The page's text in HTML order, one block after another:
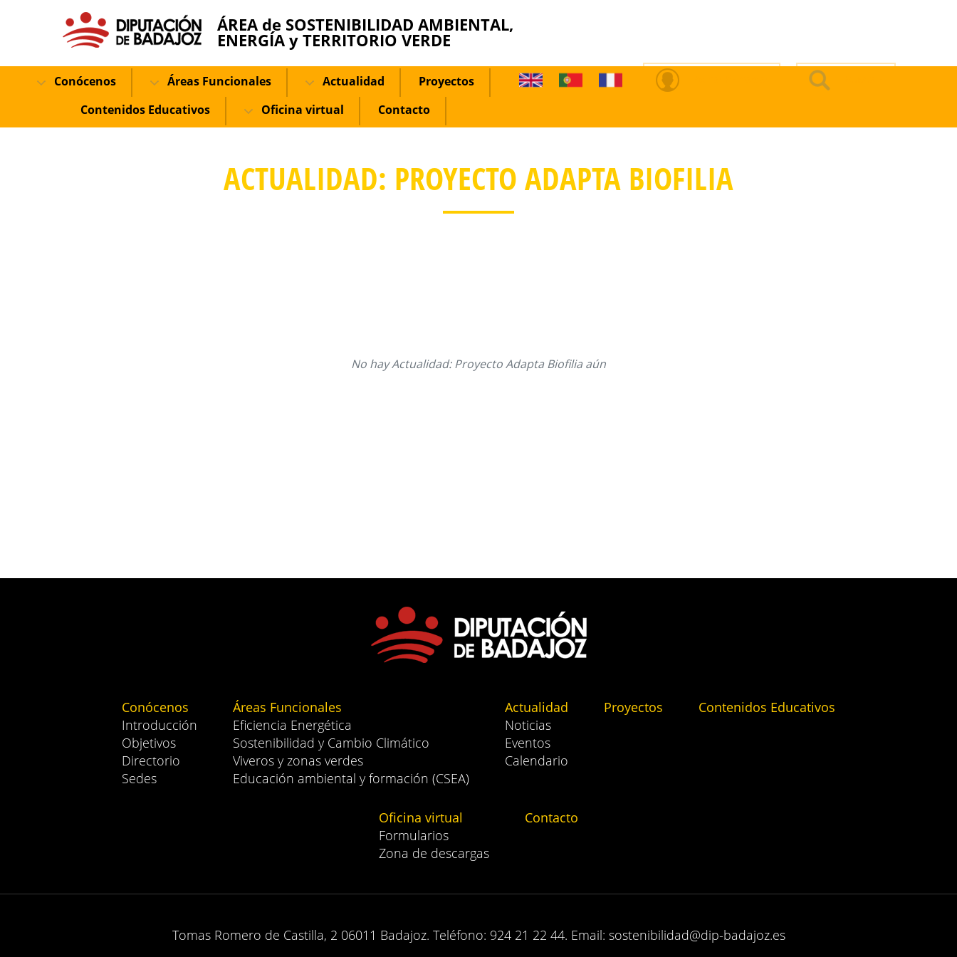
ÁREA de SOSTENIBILIDAD AMBIENTAL,
ENERGÍA y TERRITORIO VERDE
Conócenos Áreas Funcionales Actualidad
Proyectos
Contenidos Educativos
Oficina virtual Contacto
ACTUALIDAD: PROYECTO ADAPTA BIOFILIA
No hay Actualidad: Proyecto Adapta Biofilia aún
Conócenos
Introducción
Objetivos
Directorio
Sedes
Áreas Funcionales
Eficiencia Energética
Sostenibilidad y Cambio Climático
Viveros y zonas verdes
Educación ambiental y formación (CSEA)
Actualidad
Noticias
Eventos
Calendario
Proyectos Contenidos Educativos
Oficina virtual
Formularios
Zona de descargas
Contacto
Tomas Romero de Castilla, 2 06011 Badajoz. Teléfono: 924 21 22 44. Email: sostenibilidad@dip-badajoz.es